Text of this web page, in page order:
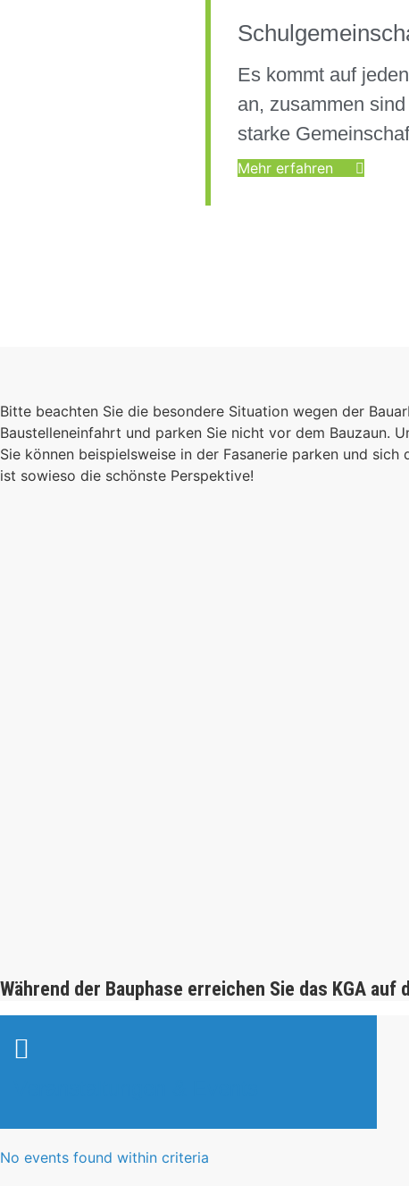
Es kommt auf
an, zusammen
starke
Mehr erfahren
Bitte beachten Sie die besondere Situation wegen der
Baustelleneinfahrt und parken Sie nicht vor dem Bauzaun.
Sie können beispielsweise in der Fasanerie parken und
ist sowieso die schönste Perspektive!
Während der Bauphase erreichen Sie das KGA auf
No events found within criteria